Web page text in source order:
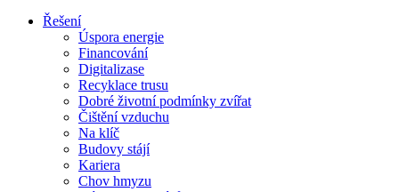
Řešení
Úspora energie
Financování
Digitalizase
Recyklace trusu
Dobré životní podmínky zvířat
Čištění vzduchu
Na klíč
Budovy stájí
Kariera
Chov hmyzu